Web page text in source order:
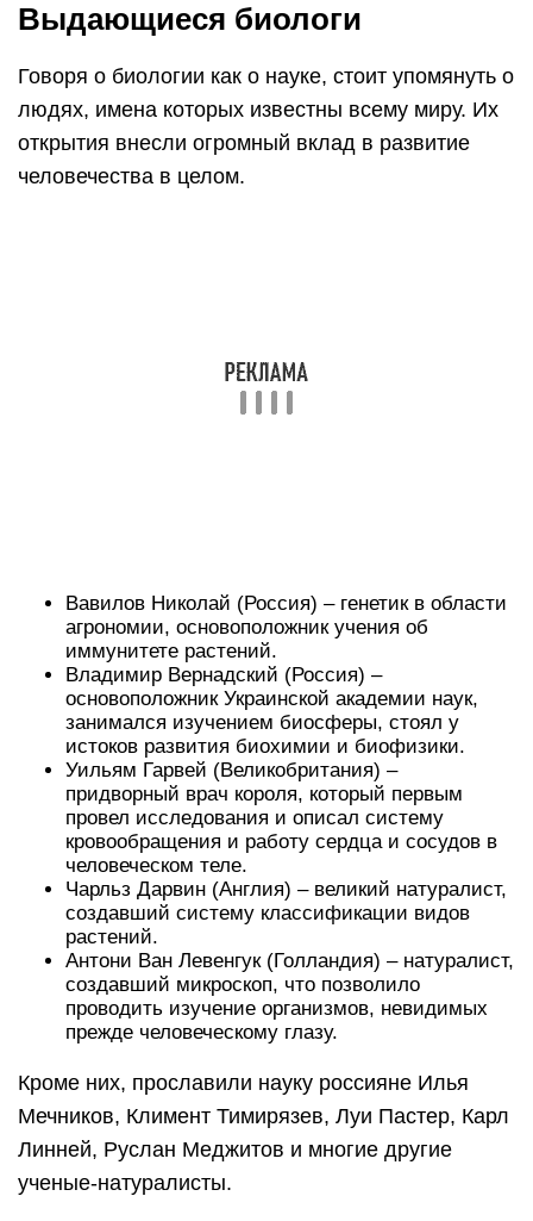
Выдающиеся биологи
Говоря о биологии как о науке, стоит упомянуть о
людях, имена которых известны всему миру. Их
открытия внесли огромный вклад в развитие
человечества в целом.
Вавилов Николай (Россия) – генетик в области
агрономии, основоположник учения об
иммунитете растений.
Владимир Вернадский (Россия) –
основоположник Украинской академии наук,
занимался изучением биосферы, стоял у
истоков развития биохимии и биофизики.
Уильям Гарвей (Великобритания) –
придворный врач короля, который первым
провел исследования и описал систему
кровообращения и работу сердца и сосудов в
человеческом теле.
Чарльз Дарвин (Англия) – великий натуралист,
создавший систему классификации видов
растений.
Антони Ван Левенгук (Голландия) – натуралист,
создавший микроскоп, что позволило
проводить изучение организмов, невидимых
прежде человеческому глазу.
Кроме них, прославили науку россияне Илья
Мечников, Климент Тимирязев, Луи Пастер, Карл
Линней, Руслан Меджитов и многие другие
ученые-натуралисты.